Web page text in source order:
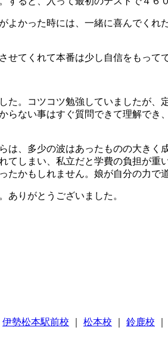
かった時には、一緒に喜んでく
てくれて本番は少し自信をもって
。コツコツ勉強していましたが
ない事はすぐ質問できて理解で
、多少の波はあったものの大き
しまい、私立だと学費の負担が
かもしれません。娘が自分の力で
ありがとうございました。
伊勢松本駅前校 松本校 鈴鹿校